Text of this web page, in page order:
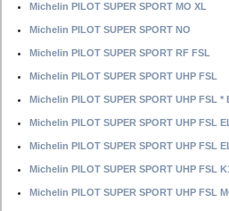
Michelin PILOT SUPER SPORT MO XL
Michelin PILOT SUPER SPORT NO
Michelin PILOT SUPER SPORT RF FSL
Michelin PILOT SUPER SPORT UHP FSL
Michelin PILOT SUPER SPORT UHP FSL *
Michelin PILOT SUPER SPORT UHP FSL
Michelin PILOT SUPER SPORT UHP FSL
Michelin PILOT SUPER SPORT UHP FSL
Michelin PILOT SUPER SPORT UHP FSL